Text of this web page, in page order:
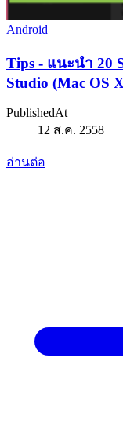
Android
Tips - แนะนำ 20
Studio (Mac OS
PublishedAt
12 ส.ค. 2558
อ่านต่อ